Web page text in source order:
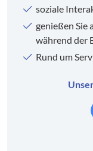
soziale
genießen Sie
während der
Rund um